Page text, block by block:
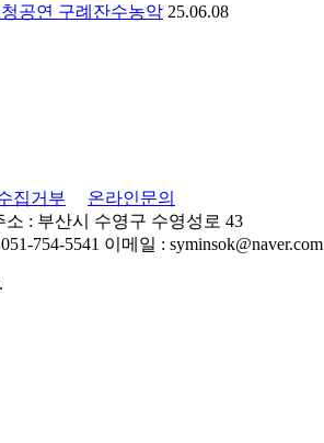
공연 구례잔수농악 25.06.08
집거부
온라인문의
소 : 부산시 수영구 수영성로 43
754-5541 이메일 : syminsok@naver.com